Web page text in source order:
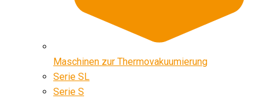
Maschinen zur Thermovakuumierung
Serie SL
Serie S